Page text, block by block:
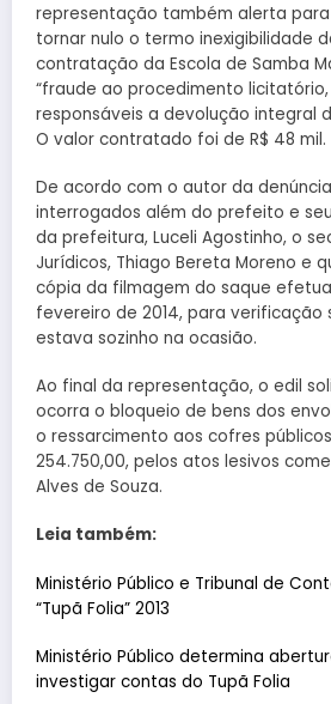
representação também alerta
tornar nulo o termo inexigibilidade
contratação da Escola de Samba
“fraude ao procedimento
responsáveis a devolução integral
O valor contratado foi de R$ 48 mil.
De acordo com o autor da
interrogados além do prefeito e
da prefeitura, Luceli Agostinho, o
Jurídicos, Thiago Bereta Moreno e
cópia da filmagem do saque
fevereiro de 2014, para
estava sozinho na ocasião.
Ao final da representação, o edil
ocorra o bloqueio de bens dos
o ressarcimento aos cofres
254.750,00, pelos atos lesivos
Alves de Souza.
Leia também:
Ministério Público e Tribunal de
“Tupã Folia” 2013
Ministério Público determina
investigar contas do Tupã Folia